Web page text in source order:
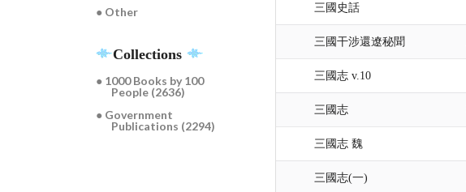
● Other
Collections
● 1000 Books by 100
People (2636)
● Government
Publications (2294)
三國史話
三國干涉還遼秘聞
三國志 v.10
三國志
三國志 魏
三國志(一)